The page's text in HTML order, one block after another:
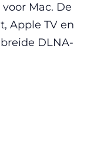
Mac. De
Apple TV en
DLNA-